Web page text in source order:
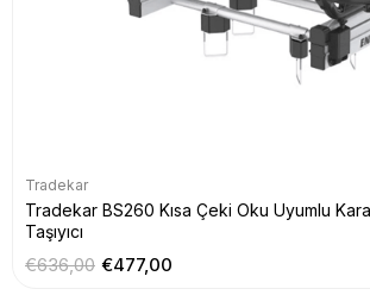
Tradekar
Tradekar BS260 Kısa Çeki Oku Uyumlu
Taşıyıcı
€477,00
€636,00